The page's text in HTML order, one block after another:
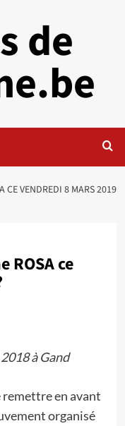
de
CE VENDREDI 8 MARS 2019
ROSA ce
à Gand
remettre en avant
organisé